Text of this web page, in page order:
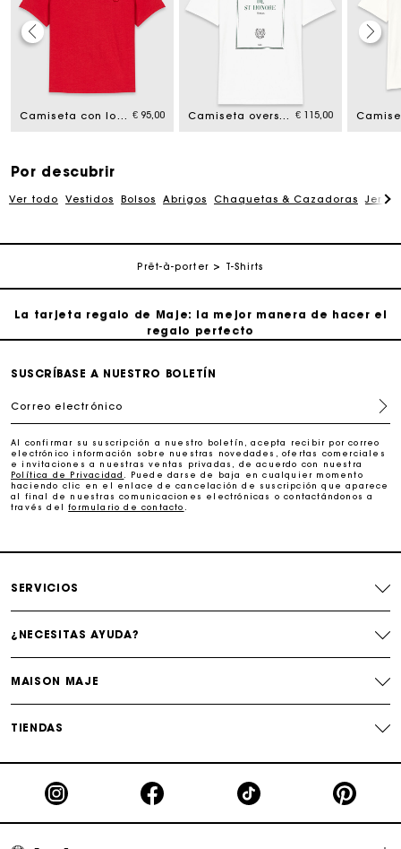
Camiseta con logo bordado € 95,00 Camiseta oversize con estampado € 115,00
Por descubrir
Ver todo Vestidos Bolsos Abrigos Chaquetas & Cazadoras
Prêt-à-porter T-Shirts
La tarjeta regalo de Maje: la mejor manera de hacer el
Entrega a domicilio ofrecida dentro de 2-3 días
Paga en 3 cuotas sin comisiones
Seguir mi pedido
La tarjeta regalo de Maje: la mejor manera de hacer el
regalo perfecto
Entrega a domicilio ofrecida dentro de 2-3 días
Cambios & Devoluciones gratuitos
SUSCRÍBASE A NUESTRO BOLETÍN
Correo electrónico
Al confirmar su suscripción a nuestro boletín, acepta recibir por correo
electrónico información sobre nuestras novedades, ofertas comerciales
e invitaciones a nuestras ventas privadas, de acuerdo con nuestra
Política de Privacidad
. Puede darse de baja en cualquier momento
haciendo clic en el enlace de cancelación de suscripción que aparece
al final de nuestras comunicaciones electrónicas o contactándonos a
través delformulario de contacto
SERVICIOS
¿NECESITAS AYUDA?
MAISON MAJE
TIENDAS